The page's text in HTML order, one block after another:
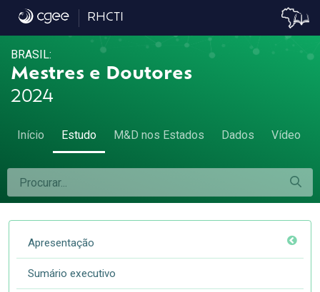
4.1 Desconcentração da pós-graduação -
RHCTI
BRASIL:
Mestres e Doutores
2024
Início Estudo M&D nos Estados Dados Vídeo
Apresentação
Sumário executivo